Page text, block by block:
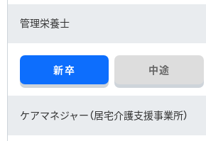
管理栄養士
新卒 中途
ケアマネジャー（居宅介護支援事業所）